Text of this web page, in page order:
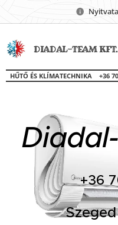
DIADAL-TEAM KFT.
HŰTŐ ÉS KLÍMATECHNIKA +36
+36